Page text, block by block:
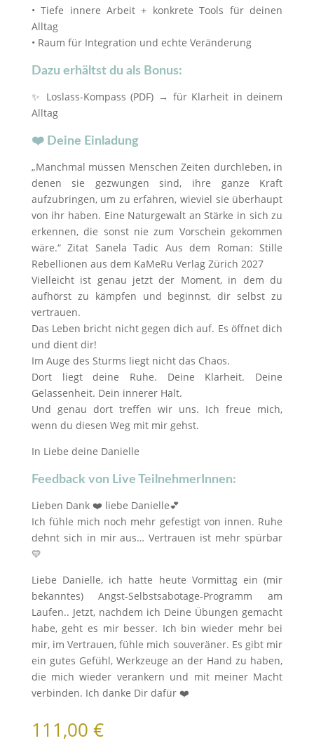
• Tiefe innere Arbeit + konkrete Tools für deinen
Alltag
• Raum für Integration und echte Veränderung
Dazu erhältst du als Bonus:
✨ Loslass-Kompass (PDF) → für Klarheit in deinem
Alltag
❤️ Deine Einladung
„Manchmal müssen Menschen Zeiten durchleben, in
denen sie gezwungen sind, ihre ganze Kraft
aufzubringen, um zu erfahren, wieviel sie überhaupt
von ihr haben. Eine Naturgewalt an Stärke in sich zu
erkennen, die sonst nie zum Vorschein gekommen
wäre.“ Zitat Sanela Tadic Aus dem Roman: Stille
Rebellionen aus dem KaMeRu Verlag Zürich 2027
Vielleicht ist genau jetzt der Moment, in dem du
aufhörst zu kämpfen und beginnst, dir selbst zu
vertrauen.
Das Leben bricht nicht gegen dich auf. Es öffnet dich
und dient dir!
Im Auge des Sturms liegt nicht das Chaos.
Dort liegt deine Ruhe. Deine Klarheit. Deine
Gelassenheit. Dein innerer Halt.
Und genau dort treffen wir uns. Ich freue mich,
wenn du diesen Weg mit mir gehst.
In Liebe deine Danielle
Feedback von Live TeilnehmerInnen:
Lieben Dank ❤️ liebe Danielle💕
Ich fühle mich noch mehr gefestigt von innen. Ruhe
dehnt sich in mir aus… Vertrauen ist mehr spürbar
💛
Liebe Danielle, ich hatte heute Vormittag ein (mir
bekanntes) Angst-Selbstsabotage-Programm am
Laufen.. Jetzt, nachdem ich Deine Übungen gemacht
habe, geht es mir besser. Ich bin wieder mehr bei
mir, im Vertrauen, fühle mich souveräner. Es gibt mir
ein gutes Gefühl, Werkzeuge an der Hand zu haben,
die mich wieder verankern und mit meiner Macht
verbinden. Ich danke Dir dafür ❤️
111,00 €